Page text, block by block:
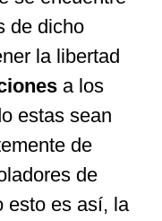
de dicho
la libertad
a los
estas sean
de
de
esto es así, la